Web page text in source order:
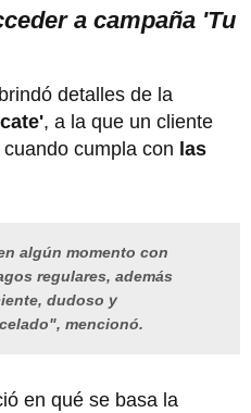
a campaña 'Tu
detalles de la
, a la que un cliente
cumpla con las
algún momento con
regulares, además
dudoso y
mencionó.
en qué se basa la